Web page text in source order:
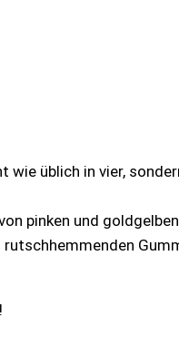
üblich in vier,
pinken und